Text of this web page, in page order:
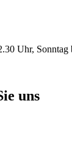
Uhr, Sonntag
uns